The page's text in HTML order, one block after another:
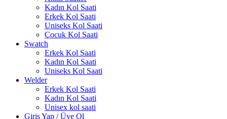
Kadın Kol Saati
Erkek Kol Saati
Uniseks Kol Saati
Çocuk Kol Saati
Swatch
Erkek Kol Saati
Kadın Kol Saati
Uniseks Kol Saati
Welder
Erkek Kol Saati
Kadın Kol Saati
Unisex kol saati
Giriş Yap / Üye Ol